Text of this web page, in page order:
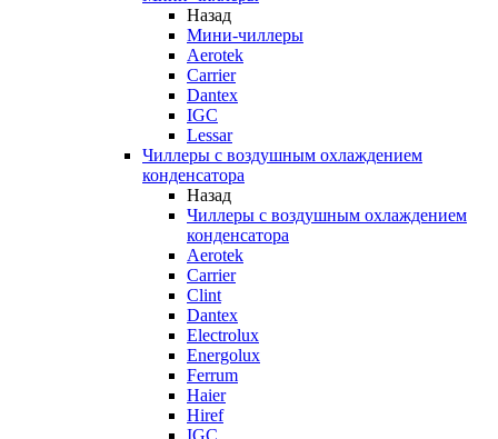
Назад
Мини-чиллеры
Aerotek
Carrier
Dantex
IGC
Lessar
Чиллеры с воздушным охлаждением
конденсатора
Назад
Чиллеры с воздушным охлаждением
конденсатора
Aerotek
Carrier
Clint
Dantex
Electrolux
Energolux
Ferrum
Haier
Hiref
IGC